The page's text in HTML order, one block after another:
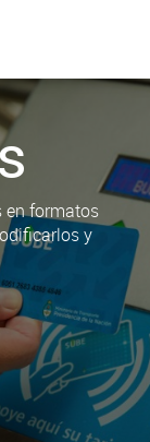
en formatos
y